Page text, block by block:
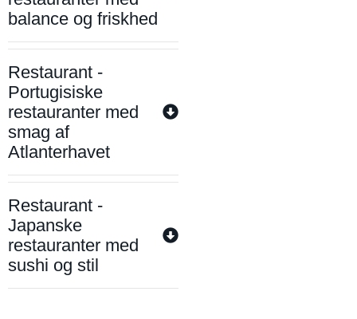
balance og friskhed
Restaurant -
Portugisiske
restauranter med
smag af
Atlanterhavet
Restaurant -
Japanske
restauranter med
sushi og stil